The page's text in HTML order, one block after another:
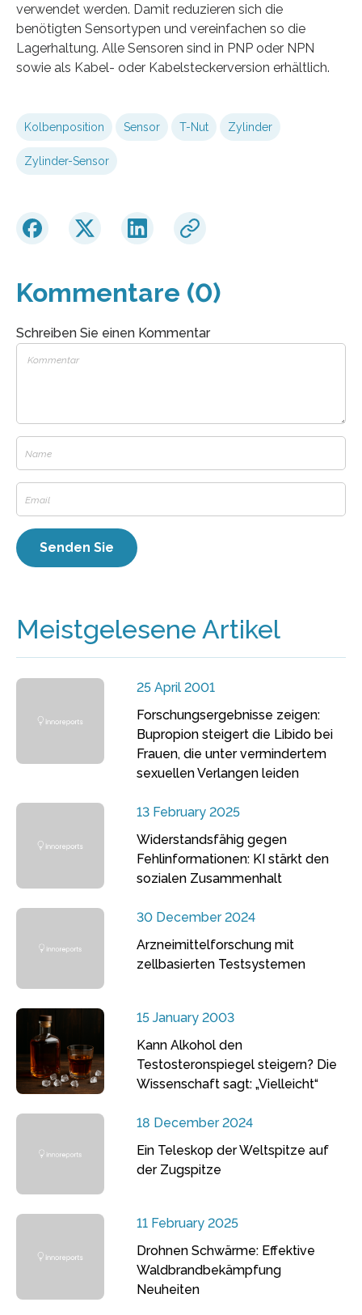
verwendet werden. Damit reduzieren sich die
benötigten Sensortypen und vereinfachen so die
Lagerhaltung. Alle Sensoren sind in PNP oder NPN
sowie als Kabel- oder Kabelsteckerversion erhältlich.
Kolbenposition Sensor T-Nut Zylinder
Zylinder-Sensor
Kommentare (0)
Schreiben Sie einen Kommentar
Meistgelesene Artikel
25 April 2001
Forschungsergebnisse zeigen:
Bupropion steigert die Libido bei
Frauen, die unter vermindertem
sexuellen Verlangen leiden
13 February 2025
Widerstandsfähig gegen
Fehlinformationen: KI stärkt den
sozialen Zusammenhalt
30 December 2024
Arzneimittelforschung mit
zellbasierten Testsystemen
15 January 2003
Kann Alkohol den
Testosteronspiegel steigern? Die
Wissenschaft sagt: „Vielleicht“
18 December 2024
Ein Teleskop der Weltspitze auf
der Zugspitze
11 February 2025
Drohnen Schwärme: Effektive
Waldbrandbekämpfung
Neuheiten